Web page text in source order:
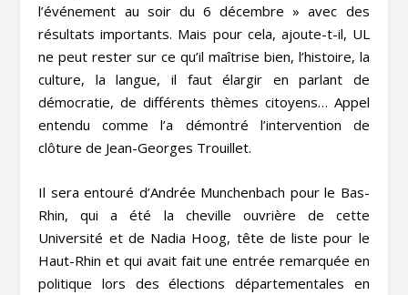
l’événement au soir du 6 décembre » avec des
résultats importants. Mais pour cela, ajoute-t-il, UL
ne peut rester sur ce qu’il maîtrise bien, l’histoire, la
culture, la langue, il faut élargir en parlant de
démocratie, de différents thèmes citoyens… Appel
entendu comme l’a démontré l’intervention de
clôture de Jean-Georges Trouillet.
Il sera entouré d’Andrée Munchenbach pour le Bas-
Rhin, qui a été la cheville ouvrière de cette
Université et de Nadia Hoog, tête de liste pour le
Haut-Rhin et qui avait fait une entrée remarquée en
politique lors des élections départementales en